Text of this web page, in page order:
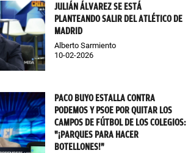
JULIÁN ÁLVAREZ SE ESTÁ
PLANTEANDO SALIR DEL ATLÉTICO DE
MADRID
Alberto Sarmiento
10-02-2026
PACO BUYO ESTALLA CONTRA
PODEMOS Y PSOE POR QUITAR LOS
CAMPOS DE FÚTBOL DE LOS COLEGIOS:
"¡PARQUES PARA HACER
BOTELLONES!"